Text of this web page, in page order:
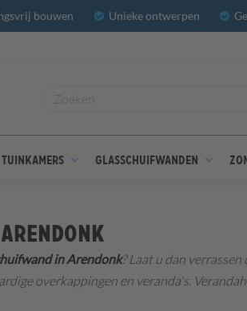
bouwen Unieke ontwerpen
Tuinkamers Glasschuifwanden
in Arendonk? Laat u dan
overkappingen en veranda's.